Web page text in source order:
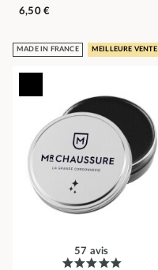
6,50 €
MADE IN FRANCE MEILLEURE VENTE
57 avis